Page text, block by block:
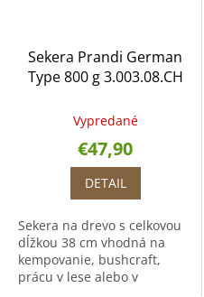
Sekera Prandi German
Type 800 g 3.003.08.CH
Vypredané
€47,90
DETAIL
Sekera na drevo s celkovou
dĺžkou 38 cm vhodná na
kempovanie, bushcraft,
prácu v lese alebo v